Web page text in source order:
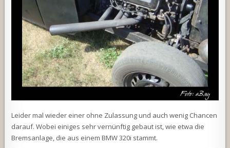
Leider mal wieder einer ohne Zulassung und auch wenig Chancen
darauf. Wobei einiges sehr vernünftig gebaut ist, wie etwa die
Bremsanlage, die aus einem BMW 320i stammt.